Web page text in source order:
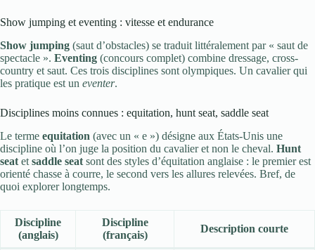
Show jumping et eventing : vitesse et endurance
Show jumping (saut d’obstacles) se traduit littéralement par « saut de
spectacle ». Eventing (concours complet) combine dressage, cross-
country et saut. Ces trois disciplines sont olympiques. Un cavalier qui
les pratique est un eventer.
Disciplines moins connues : equitation, hunt seat, saddle seat
Le terme equitation (avec un « e ») désigne aux États-Unis une
discipline où l’on juge la position du cavalier et non le cheval. Hunt
seat et saddle seat sont des styles d’équitation anglaise : le premier est
orienté chasse à courre, le second vers les allures relevées. Bref, de
quoi explorer longtemps.
Discipline
(anglais)
Discipline
(français)
Description courte